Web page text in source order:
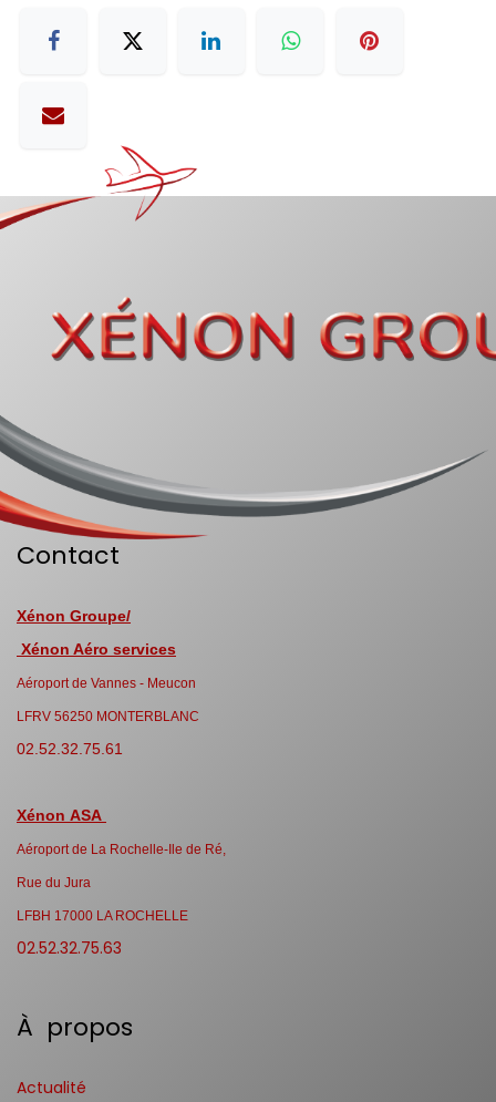
Contact
Xénon Groupe/
Xénon Aéro services
Aéroport de Vannes - Meucon
LFRV 56250 MONTERBLANC
02.52.32.75.61
Xénon ASA
Aéroport de La Rochelle-Ile de Ré,
Rue du Jura
LFBH 17000 LA ROCHELLE
02.52.32.75.63
À propos
Actualité